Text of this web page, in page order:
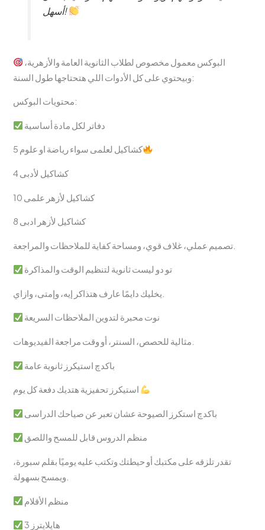
أسهل!
وبيحتوي على كل الأدوات اللي هتحتاجها طول السنة:
محتويات البوكس:
دفاتر لكل مادة أساسية
5 كشاكيل لعلمى سواء رياضة او علوم
4 كشاكيل لأدبى
10 كشاكيل لأزهر علمى
8 كشاكيل لأزهر ادبى
تو دو ليست ثانوية لتنظيم الوقت والمذاكرة
نوت محبرة لتدوين الملاحظات السريعة
باكدچ استيكرز ثانوية عامة
باكدچ استكرز الصيوحة عشان تعبر عن صياحك الدراسى
منظم الدروس قابل للمسح واللصق
تقدر تلزقه على مكتبك أو حيطتك وتكتب عليه يوميًا بقلم سبورة،
منظم الأقلام
3 هايلايترز